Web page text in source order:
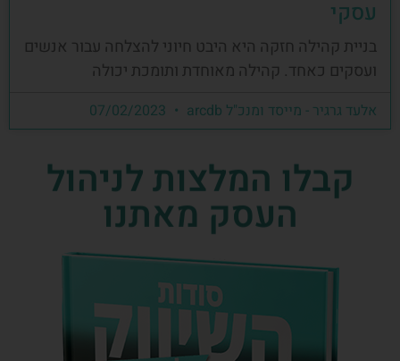
עסקי
בניית קהילה חזקה היא היבט חיוני להצלחה עבור אנשים
ועסקים כאחד. קהילה מאוחדת ותומכת יכולה
אלעד גרגיר - מייסד ומנכ"ל arcdb
קבלו המלצות לניהול
העסק מאתנו